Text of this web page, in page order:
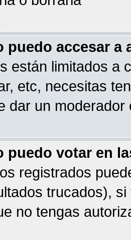
puedo accesar a
están limitados a
etc, necesitas
dar un
puedo votar en
registrados
trucados),
no tengas